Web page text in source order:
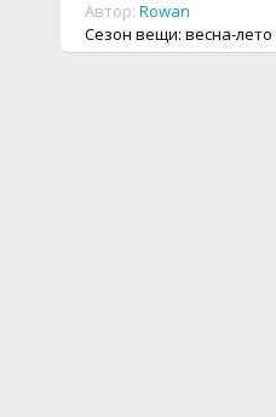
Автор: Rowan
Сезон вещи: весна-лето